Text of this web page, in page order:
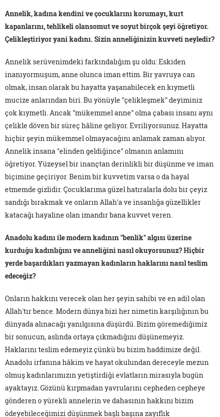
Annelik, kadına kendini ve çocuklarını korumayı, kurt
kapanlarını, tehlikeli olansomut ve soyut birçok şeyi öğretiyor.
Çelikleştiriyor yani kadını. Sizin anneliğinizin kuvveti neyledir?
Annelik serüvenimdeki farkındalığım şu oldu: Eskiden
inanıyormuşum, anne olunca iman ettim. Bir yavruya can
olmak, insan olarak bu hayatta yaşanabilecek en kıymetli
mucize anlarından biri. Bu yönüyle "çelikleşmek" deyiminiz
çok kıymetli. Ancak "mükemmel anne" olma çabası insanı aynı
çelikle döven bir süreç hâline geliyor. Evriliyorsunuz. Hayatta
hiçbir şeyin mükemmel olmayacağını anlamak zaman alıyor.
Annelik insana "elinden geldiğince" olmanın anlamını
öğretiyor. Yüzeysel bir inançtan derinlikli bir düşünme ve iman
biçimine geçiriyor. Benim bir kuvvetim varsa o da hayal
etmemde gizlidir. Çocuklarıma güzel hatıralarla dolu bir çeyiz
sandığı bırakmak ve onların Allah'a ve insanlığa güzellikler
katacağı hayaline olan imandır bana kuvvet veren.
Anadolu kadını ile modern kadının "benlik" algısı üzerine
kurduğu kadınlığını ve anneliğini nasıl okuyorsunuz? Hiçbir
yerde başardıkları yazmayan kadınların haklarını nasıl teslim
edeceğiz?
Onların hakkını verecek olan her şeyin sahibi ve en adil olan
Allah'tır bence. Modern dünya bizi her nimetin karşılığının bu
dünyada alınacağı yanılgısına düşürdü. Bizim göremediğimiz
bir sonucun, aslında ortaya çıkmadığını düşünemeyiz.
Haklarını teslim edemeyiz çünkü bu bizim haddimize değil.
Anadolu irfanına hâkim ve hayat okulundan dereceyle mezun
olmuş kadınlarımızın yetiştirdiği evlatların mirasıyla bugün
ayaktayız. Gözünü kırpmadan yavrularını cepheden cepheye
gönderen o yürekli annelerin ve dahasının hakkını bizim
ödeyebileceğimizi düşünmek başlı başına zayıflık